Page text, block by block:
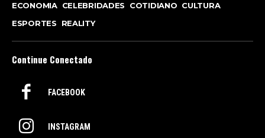
ECONOMIA CELEBRIDADES COTIDIANO CULTURA
ESPORTES
REALITY
Continue Conectado
FACEBOOK
INSTAGRAM